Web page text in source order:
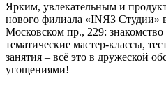
Ярким, увлекательным и
нового филиала «INЯЗ Студии»
Московском пр., 229:
тематические мастер-классы,
занятия – всё это в дружеской
угощениями!